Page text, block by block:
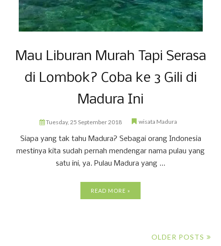
Mau Liburan Murah Tapi Serasa
di Lombok? Coba ke 3 Gili di
Madura Ini
Tuesday, 25 September 2018 wisata Madura
Siapa yang tak tahu Madura? Sebagai orang Indonesia
mestinya kita sudah pernah mendengar nama pulau yang
satu ini, ya. Pulau Madura yang ...
READ MORE »
OLDER POSTS